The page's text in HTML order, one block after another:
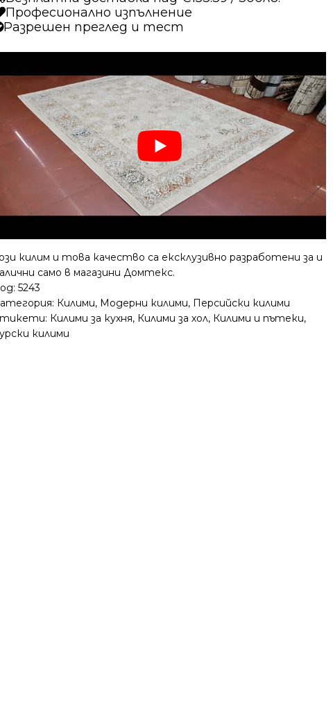
Професионално изпълнение
Разрешен преглед и тест
килим и това качество са ексклузивно разработени за и
само в магазини Домтекс.
5243
Килими, Модерни килими, Персийски килими
Килими за кухня, Килими за хол, Килими и пътеки,
килими